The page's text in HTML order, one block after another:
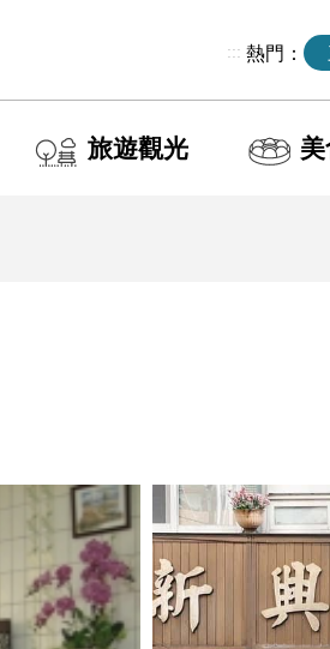
::: 熱門：
旅遊觀光